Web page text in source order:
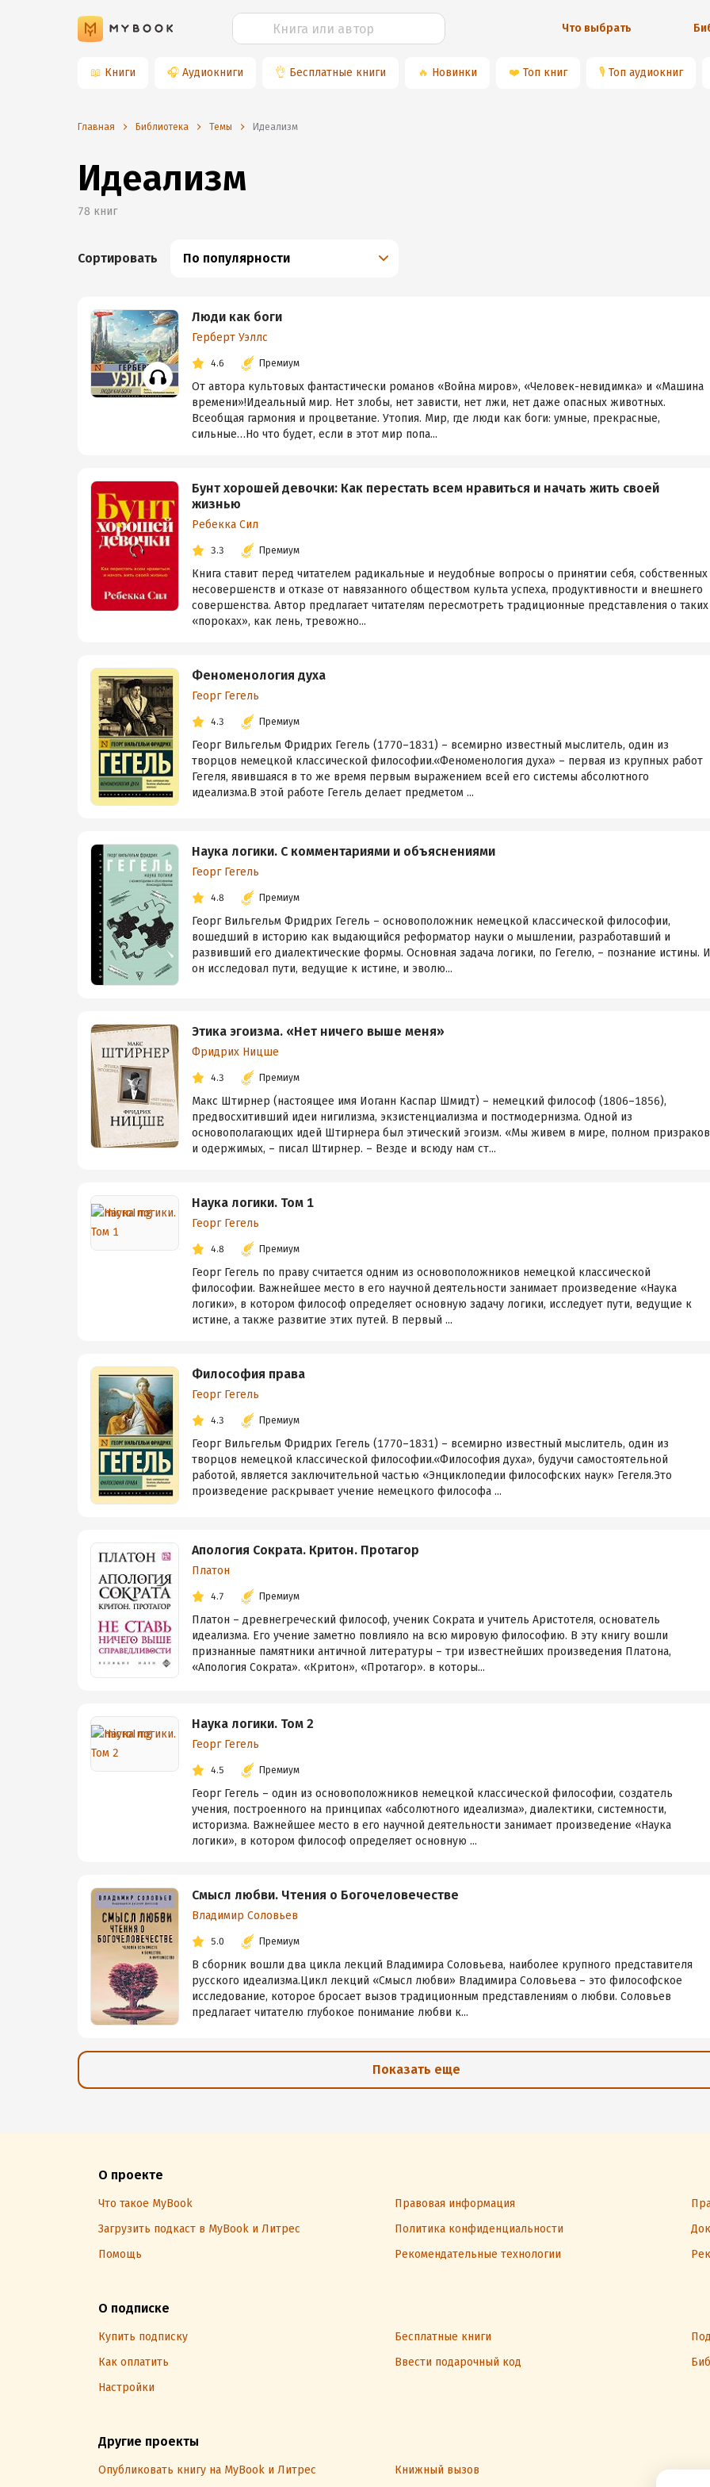
Что выбрать
📖 Книги 🎧 Аудиокниги 👌 Бесплатные книги 🔥 Новинки ❤️ Топ книг 🎙 Топ аудиокниг
Главная Библиотека Темы идеализм
Идеализм
78 книг
Сортировать По популярности
Люди как боги
Герберт Уэллс
4.6 Премиум
От автора культовых фантастически романов «Война миров», «Человек-невидимка» и «Машина
времени»!Идеальный мир. Нет злобы, нет зависти, нет лжи, нет даже опасных животных.
Всеобщая гармония и процветание. Утопия. Мир, где люди как боги: умные, прекрасные,
сильные…Но что будет, если в этот мир попа...
Бунт хорошей девочки: Как перестать всем нравиться и начать жить своей
жизнью
Ребекка Сил
3.3 Премиум
Книга ставит перед читателем радикальные и неудобные вопросы о принятии себя, собственных
несовершенств и отказе от навязанного обществом культа успеха, продуктивности и внешнего
совершенства. Автор предлагает читателям пересмотреть традиционные представления о таких
«пороках», как лень, тревожно...
Феноменология духа
Георг Гегель
4.3 Премиум
Георг Вильгельм Фридрих Гегель (1770–1831) – всемирно известный мыслитель, один из
творцов немецкой классической философии.«Феноменология духа» – первая из крупных работ
Гегеля, явившаяся в то же время первым выражением всей его системы абсолютного
идеализма.В этой работе Гегель делает предметом ...
Наука логики. С комментариями и объяснениями
Георг Гегель
4.8 Премиум
Георг Вильгельм Фридрих Гегель – основоположник немецкой классической философии,
вошедший в историю как выдающийся реформатор науки о мышлении, разработавший и
развивший его диалектические формы. Основная задача логики, по Гегелю, – познание истины. И
он исследовал пути, ведущие к истине, и эволю...
Этика эгоизма. «Нет ничего выше меня»
Фридрих Ницше
4.3 Премиум
Макс Штирнер (настоящее имя Иоганн Каспар Шмидт) – немецкий философ (1806–1856),
предвосхитивший идеи нигилизма, экзистенциализма и постмодернизма. Одной из
основополагающих идей Штирнера был этический эгоизм. «Мы живем в мире, полном призраков
и одержимых, – писал Штирнер. – Везде и всюду нам ст...
Наука логики. Том 1
Георг Гегель
4.8 Премиум
Георг Гегель по праву считается одним из основоположников немецкой классической
философии. Важнейшее место в его научной деятельности занимает произведение «Наука
логики», в котором философ определяет основную задачу логики, исследует пути, ведущие к
истине, а также развитие этих путей. В первый ...
Философия права
Георг Гегель
4.3 Премиум
Георг Вильгельм Фридрих Гегель (1770–1831) – всемирно известный мыслитель, один из
творцов немецкой классической философии.«Философия духа», будучи самостоятельной
работой, является заключительной частью «Энциклопедии философских наук» Гегеля.Это
произведение раскрывает учение немецкого философа ...
Апология Сократа. Критон. Протагор
Платон
4.7 Премиум
Платон – древнегреческий философ, ученик Сократа и учитель Аристотеля, основатель
идеализма. Его учение заметно повлияло на всю мировую философию. В эту книгу вошли
признанные памятники античной литературы – три известнейших произведения Платона,
«Апология Сократа». «Критон», «Протагор». в которы...
Наука логики. Том 2
Георг Гегель
4.5 Премиум
Георг Гегель – один из основоположников немецкой классической философии, создатель
учения, построенного на принципах «абсолютного идеализма», диалектики, системности,
историзма. Важнейшее место в его научной деятельности занимает произведение «Наука
логики», в котором философ определяет основную ...
Смысл любви. Чтения о Богочеловечестве
Владимир Соловьев
5.0 Премиум
В сборник вошли два цикла лекций Владимира Соловьева, наиболее крупного представителя
русского идеализма.Цикл лекций «Смысл любви» Владимира Соловьева – это философское
исследование, которое бросает вызов традиционным представлениям о любви. Соловьев
предлагает читателю глубокое понимание любви к...
Показать еще
О проекте
Что такое MyBook Правовая информация
Загрузить подкаст в MyBook и Литрес
Политика конфиденциальности
Помощь
Рекомендательные технологии
О подписке
Купить подписку Бесплатные книги
Как оплатить
Ввести подарочный код
Настройки
Другие проекты
Опубликовать книгу на MyBook и Литрес Книжный вызов